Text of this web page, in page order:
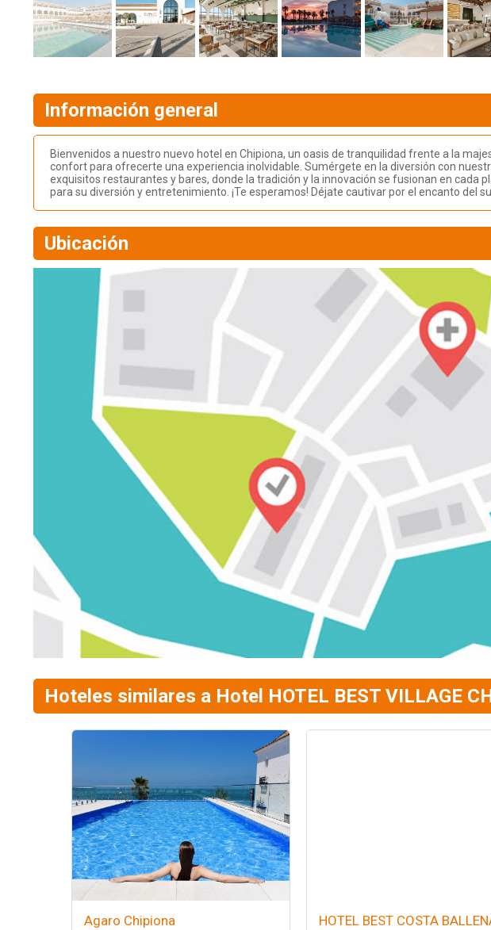
Información general
Bienvenidos a nuestro nuevo hotel en Chipiona, un oasis de tranquilidad frente a la
confort para ofrecerte una experiencia inolvidable. Sumérgete en la diversión con
exquisitos restaurantes y bares, donde la tradición y la innovación se fusionan en
para su diversión y entretenimiento. ¡Te esperamos! Déjate cautivar por el encanto del
Ubicación
Hoteles similares a Hotel HOTEL BEST VILLAGE
Agaro Chipiona HOTEL BEST COSTA